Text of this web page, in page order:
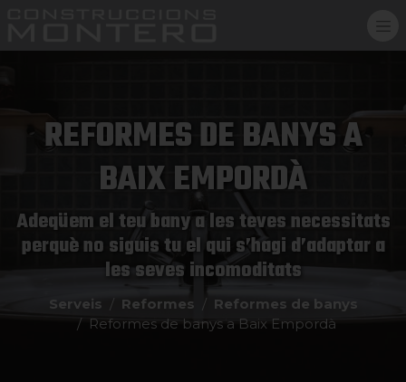
REFORMES DE BANYS A
BAIX EMPORDÀ
Adeqüem el teu bany a les teves necessitats
perquè no siguis tu el qui s’hagi d’adaptar a
les seves incomoditats
Serveis Reformes
Reformes de banys
Reformes de banys a Baix Empordà